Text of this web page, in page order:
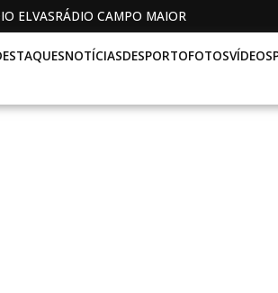
ELVASRÁDIO CAMPO MAIOR
NOTÍCIASDESPORTOFOTOSVÍDEOS